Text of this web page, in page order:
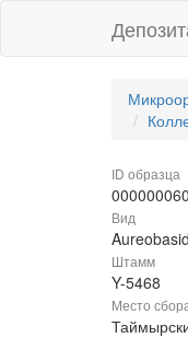
ID образца
Вид
Штамм
Y-5468
Место